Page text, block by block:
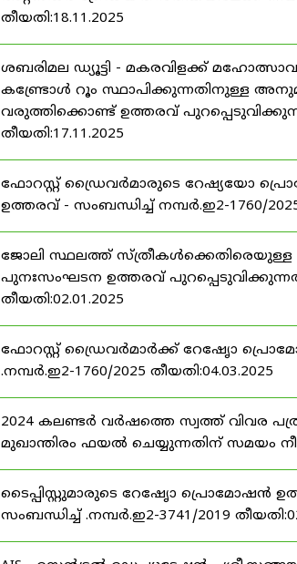
തീയതി:18.11.2025
ശബരിമല ഡ്യൂട്ടി - മകരവിളക്ക്
കണ്ട്രോൾ റൂം സ്ഥാപിക്കുന്നതിനുള്ള
വരുത്തിക്കൊണ്ട് ഉത്തരവ് പുറപ്പെടുവിക്കുന്നത്
തീയതി:17.11.2025
ഫോറസ്റ്റ് ഡ്രൈവർമാരുടെ റേഷ്യയോ
ഉത്തരവ് - സംബന്ധിച്ച് നമ്പർ.ഇ2-1760/2025
ജോലി സ്ഥലത്ത് സ്ത്രീകൾക്കെതിരെയുള്ള
പുനഃസംഘടന ഉത്തരവ് പുറപ്പെടുവിക്കുന്നത്
തീയതി:02.01.2025
ഫോറസ്റ്റ് ഡ്രൈവർമാർക്ക് റേഷേൃാ
.നമ്പർ.ഇ2-1760/2025 തീയതി:04.03.2025
2024 കലണ്ടർ വർഷത്തെ സ്വത്ത് വിവര
മുഖാന്തിരം ഫയൽ ചെയ്യുന്നതിന് സമയം
ടൈപ്പിസ്റ്റുമാരുടെ റേഷേൃാ പ്രൊമോഷൻ
സംബന്ധിച്ച് .നമ്പർ.ഇ2-3741/2019